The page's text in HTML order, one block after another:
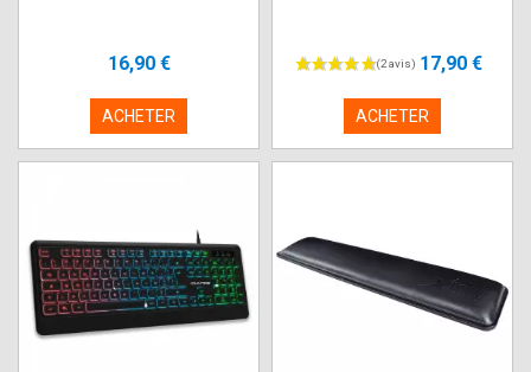
16,90 €
ACHETER
17,90 €
ACHETER